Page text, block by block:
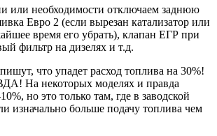
5
и Евгения, соответственно
меня очевиден. Договорившись
приехал в назначенное время и в
(удобное для обеих сторон). Женя
пунктуален (за что ему отдельная
с улыбкой сказал что я как всегда
или необходимости отключаем заднюю
Евро 2 (если вырезан катализатор или
время его убрать), клапан ЕГР при
фильтр на дизелях и т.д.
что упадет расход топлива на 30%!
На некоторых моделях и правда
но это только там, где в заводской
изначально больше подачу топлива чем